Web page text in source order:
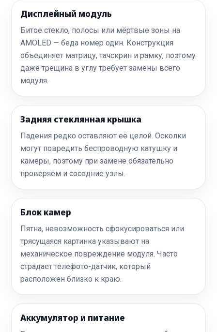
Дисплейный модуль
Битое стекло, полосы или мёртвые зоны на
AMOLED — беда номер один. Конструкция
объединяет матрицу, тачскрин и рамку, поэтому
даже трещина в углу требует замены всего
модуля.
Задняя стеклянная крышка
Падения редко оставляют её целой. Осколки
могут повредить беспроводную катушку и
камеры, поэтому при замене обязательно
проверяем и соседние узлы.
Блок камер
Пятна, невозможность сфокусироваться или
трясущаяся картинка указывают на
механическое повреждение модуля. Часто
страдает телефото-датчик, который
расположен близко к краю.
Аккумулятор и питание